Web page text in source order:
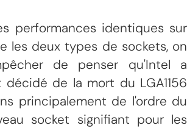
performances identiques sur
les deux types de sockets, on
de penser qu'Intel a
décidé de la mort du LGA1156
principalement de l'ordre du
socket signifiant pour les